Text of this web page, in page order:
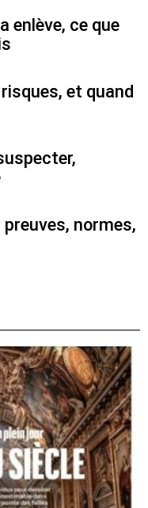
enlève, ce que
et quand
preuves, normes,